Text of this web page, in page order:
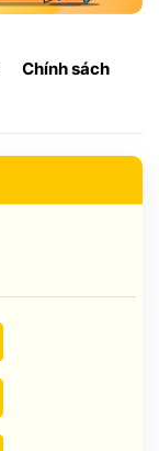
Chính sách